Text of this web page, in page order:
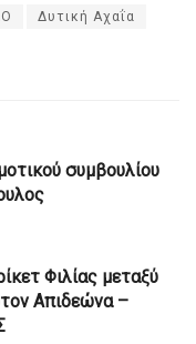
Δυτική Αχαΐα
συμβουλίου
Φιλίας μεταξύ
Απιδεώνα –